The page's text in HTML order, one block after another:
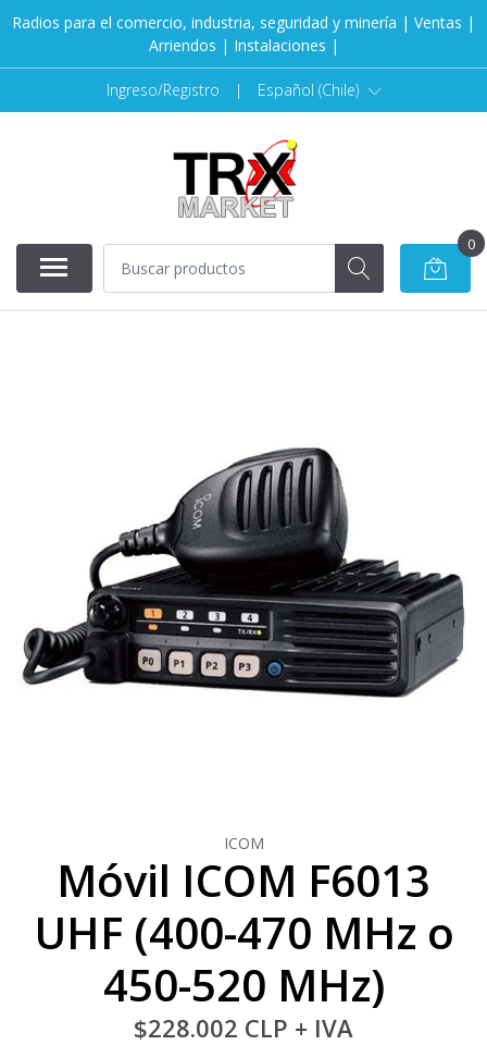
Radios para el comercio, industria, seguridad y minería | Ventas |
Arriendos | Instalaciones |
Ingreso/Registro | Español (Chile)
0
ICOM
Móvil ICOM F6013
UHF (400-470 MHz o
450-520 MHz)
$228.002 CLP + IVA